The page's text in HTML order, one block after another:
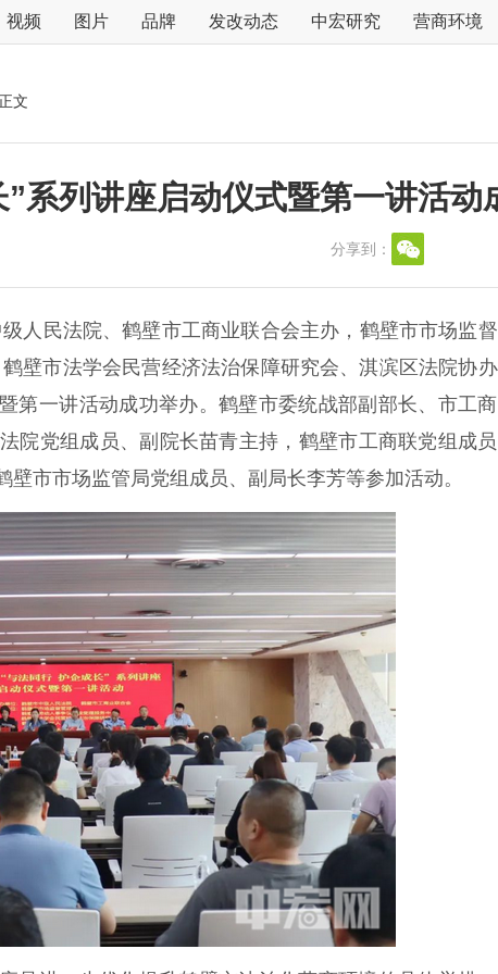
视频 图片 品牌 发改动态 中宏研究 营商环境
文
系列讲座启动仪式暨第一讲活动
分享到：
人民法院、鹤壁市工商业联合会主办，鹤壁市市场监
壁市法学会民营经济法治保障研究会、淇滨区法院协
第一讲活动成功举办。鹤壁市委统战部副部长、市工
院党组成员、副院长苗青主持，鹤壁市工商联党组成
市市场监管局党组成员、副局长李芳等参加活动。